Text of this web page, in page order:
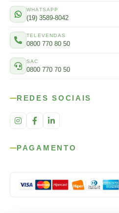
WHATSAPP
(19) 3589-8042
TELEVENDAS
0800 770 80 50
SAC
0800 770 70 50
REDES SOCIAIS
PAGAMENTO